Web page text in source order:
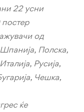
22 усни
од
Полска,
Русија,
Чешка,
ќе